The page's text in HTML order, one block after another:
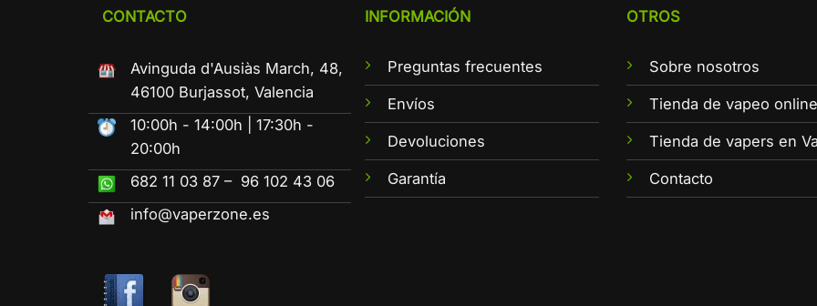
CONTACTO
Avinguda d'Ausiàs March, 48,
46100 Burjassot, Valencia
10:00h - 14:00h | 17:30h -
20:00h
682 11 03 87 – 96 102 43 06
info@vaperzone.es
INFORMACIÓN
Preguntas frecuentes
Envíos
Devoluciones
Garantía
OTROS
Sobre nosotros
Tienda de vapeo online
Tienda de vapers en
Contacto